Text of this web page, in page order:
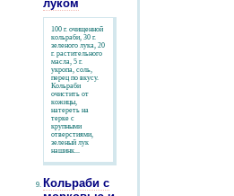
луком
100 г. очищенной
кольраби, 30 г.
зеленого лука, 20
г. растительного
масла, 5 г.
укропа, соль,
перец по вкусу.
Кольраби
очистить от
кожицы,
натереть на
терке с
крупными
отверстиями,
зеленый лук
нашинк...
Кольраби с